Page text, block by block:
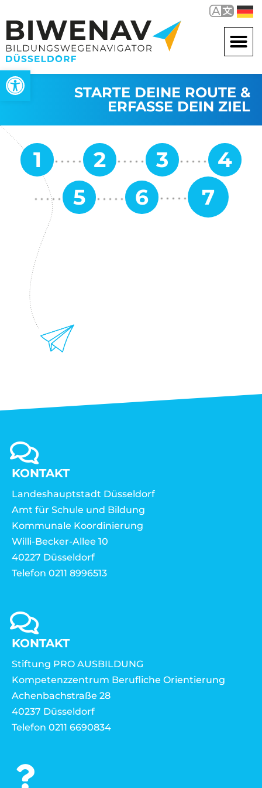
Open toolbar
STARTE DEINE ROUTE &
ERFASSE DEIN ZIEL
KONTAKT
Landeshauptstadt Düsseldorf
Amt für Schule und Bildung
Kommunale Koordinierung
Willi-Becker-Allee 10
40227 Düsseldorf
Telefon 0211 8996513
KONTAKT
Stiftung PRO AUSBILDUNG
Kompetenzzentrum Berufliche Orientierung
Achenbachstraße 28
40237 Düsseldorf
Telefon 0211 6690834